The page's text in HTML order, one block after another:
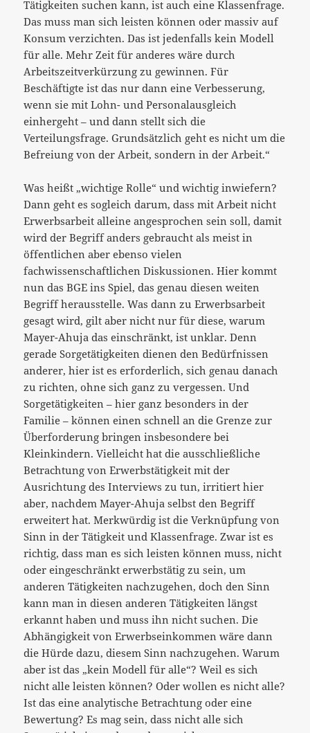
Tätigkeiten suchen kann, ist auch eine Klassenfrage.
Das muss man sich leisten können oder massiv auf
Konsum verzichten. Das ist jedenfalls kein Modell
für alle. Mehr Zeit für anderes wäre durch
Arbeitszeitverkürzung zu gewinnen. Für
Beschäftigte ist das nur dann eine Verbesserung,
wenn sie mit Lohn- und Personalausgleich
einhergeht – und dann stellt sich die
Verteilungsfrage. Grundsätzlich geht es nicht um die
Befreiung von der Arbeit, sondern in der Arbeit.“
Was heißt „wichtige Rolle“ und wichtig inwiefern?
Dann geht es sogleich darum, dass mit Arbeit nicht
Erwerbsarbeit alleine angesprochen sein soll, damit
wird der Begriff anders gebraucht als meist in
öffentlichen aber ebenso vielen
fachwissenschaftlichen Diskussionen. Hier kommt
nun das BGE ins Spiel, das genau diesen weiten
Begriff herausstelle. Was dann zu Erwerbsarbeit
gesagt wird, gilt aber nicht nur für diese, warum
Mayer-Ahuja das einschränkt, ist unklar. Denn
gerade Sorgetätigkeiten dienen den Bedürfnissen
anderer, hier ist es erforderlich, sich genau danach
zu richten, ohne sich ganz zu vergessen. Und
Sorgetätigkeiten – hier ganz besonders in der
Familie – können einen schnell an die Grenze zur
Überforderung bringen insbesondere bei
Kleinkindern. Vielleicht hat die ausschließliche
Betrachtung von Erwerbstätigkeit mit der
Ausrichtung des Interviews zu tun, irritiert hier
aber, nachdem Mayer-Ahuja selbst den Begriff
erweitert hat. Merkwürdig ist die Verknüpfung von
Sinn in der Tätigkeit und Klassenfrage. Zwar ist es
richtig, dass man es sich leisten können muss, nicht
oder eingeschränkt erwerbstätig zu sein, um
anderen Tätigkeiten nachzugehen, doch den Sinn
kann man in diesen anderen Tätigkeiten längst
erkannt haben und muss ihn nicht suchen. Die
Abhängigkeit von Erwerbseinkommen wäre dann
die Hürde dazu, diesem Sinn nachzugehen. Warum
aber ist das „kein Modell für alle“? Weil es sich
nicht alle leisten können? Oder wollen es nicht alle?
Ist das eine analytische Betrachtung oder eine
Bewertung? Es mag sein, dass nicht alle sich